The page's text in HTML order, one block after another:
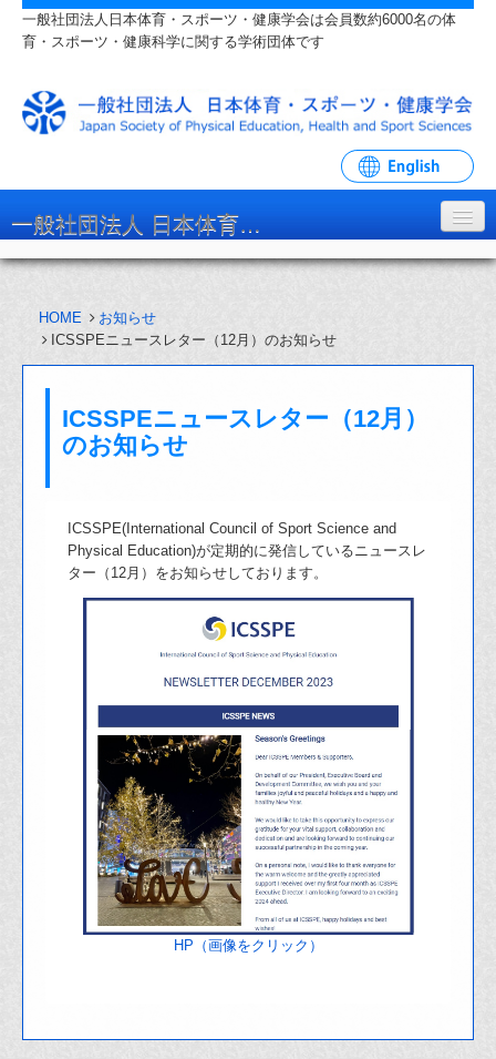
一般社団法人日本体育・スポーツ・健康学会は会員数約6000名の体
育・スポーツ・健康科学に関する学術団体です
一般社団法人 日本体育・スポーツ・健康学会
入会・各種手続
学会大会・研究会
リンク・関連団体
お問い合わせ
HOME
お知らせ
ICSSPEニュースレター（12月）のお知らせ
ICSSPEニュースレター（12月）
のお知らせ
ICSSPE(International Council of Sport Science and
Physical Education)が定期的に発信しているニュースレ
ター（12月）をお知らせしております。
HP（画像をクリック）